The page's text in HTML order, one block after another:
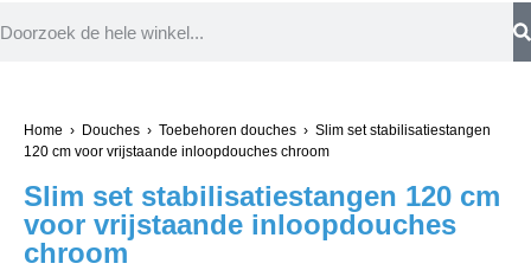
Home › Douches › Toebehoren douches › Slim set stabilisatiestangen
120 cm voor vrijstaande inloopdouches chroom
Slim set stabilisatiestangen 120 cm
voor vrijstaande inloopdouches
chroom